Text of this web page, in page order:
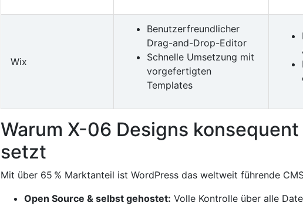
Wix
Benutzerfreundlicher
Drag-and-Drop-Editor
Schnelle Umsetzung mit
vorgefertigten
Templates
Warum X-06 Designs
setzt
Mit über 65 % Marktanteil ist WordPress das weltweit führende
Open Source & selbst gehostet: Volle Kontrolle über alle